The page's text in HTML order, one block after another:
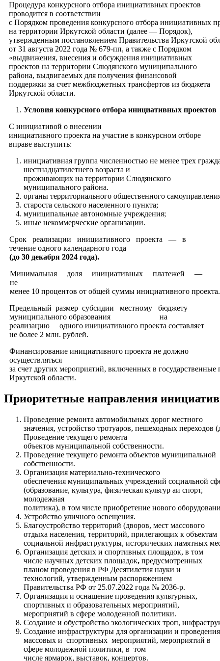
Процедура конкурсного отбора инициативных проектов
проводится в соответствии
с Порядком проведения конкурсного отбора инициативных
на территории Иркутской области (далее — Порядок),
утвержденным постановлением Правительства Иркутской
от 31 августа 2022 года № 679-пп, а также с Порядком
«выдвижения, внесения и обсуждения инициативных
проектов на территории Слюдянского муниципального
района, выдвигаемых для получения финансовой
поддержки за счет межбюджетных трансфертов из бюджета
Иркутской области.
Условия конкурсного отбора инициативных проектов
С инициативой о внесении
инициативного проекта на участие в конкурсном отборе
вправе выступить:
инициативная группа численностью не менее трех
шестнадцатилетнего возраста и
проживающих на территории Слюдянского
муниципального района.
органы территориального общественного
староста сельского населенного пункта;
муниципальные автономные учреждения;
иные некоммерческие организации.
Срок реализации инициативного проекта — в
течение одного календарного года
(до 30 декабря 2024 года).
Минимальная доля инициативных платежей —
не
менее 10 процентов от общей суммы инициативного проекта.
Предельный размер субсидии местному бюджету
муниципального образования на
реализацию одного инициативного проекта составляет
не более 2 млн. рублей.
Финансирование инициативного проекта не должно
осуществляться
за счет других мероприятий, включенных в
Иркутской области.
Приоритетные направления
Проведение ремонта автомобильных дорог местного
значения, устройство тротуаров, пешеходных
Проведение текущего ремонта
объектов муниципальной собственности.
Проведение текущего ремонта объектов муниципальной
собственности.
Организация материально-технического
обеспечения муниципальных учреждений социальной
(образование, культура, физическая культур аи спорт,
молодежная
политика), в том числе приобретение нового
Устройство уличного освещения.
Благоустройство территорий (дворов, мест массового
отдыха населения, территорий, прилегающих к объектам
социальной инфраструктуры, исторических памятных
Организация детских и спортивных площадок, в том
числе научных детских площадок, предусмотренных
планом проведения в РФ Десятилетия науки и
технологий, утвержденным распоряжением
Правительства РФ от 25.07.2022 года № 2036-р.
Организация и оснащение проведения культурных,
спортивных и образовательных мероприятий,
мероприятий в сфере молодежной политики.
Создание и обустройство экологических троп,
Создание инфраструктуры для организации и
массовых и спортивных мероприятий, мероприятий в
сфере молодежной политики, в том
числе ярмарок, выставок, концертов.